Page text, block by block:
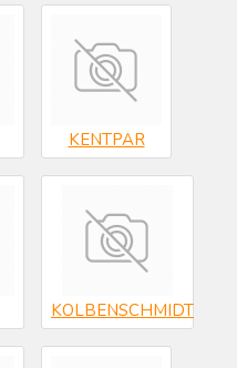
KENTPAR
KOLBENSCHMIDT